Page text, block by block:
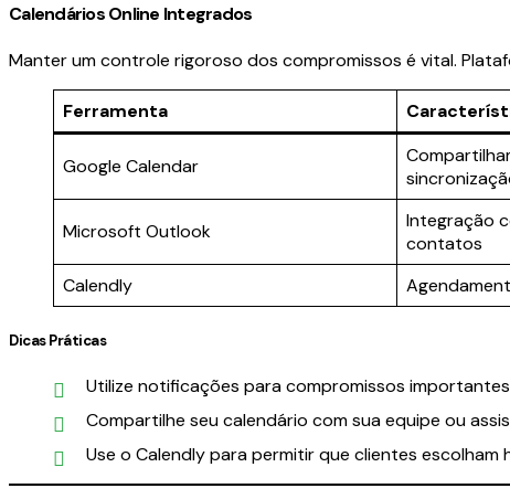
Calendários Online Integrados
Manter um controle rigoroso dos compromissos é vital.
Ferramenta
Google Calendar
Microsoft Outlook
Integração
contatos
Calendly
Dicas Práticas
Utilize notificações para compromissos
Compartilhe seu calendário com sua equipe ou
Use o Calendly para permitir que clientes